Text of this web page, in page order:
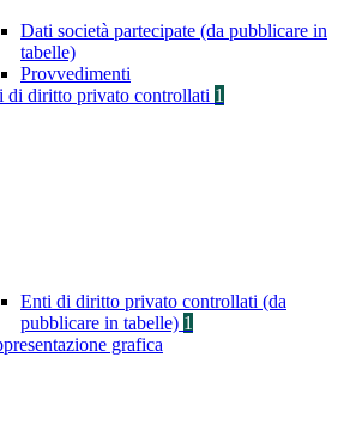
Dati società partecipate (da pubblicare in
tabelle)
Provvedimenti
di diritto privato controllati 1
Enti di diritto privato controllati (da
pubblicare in tabelle) 1
grafica